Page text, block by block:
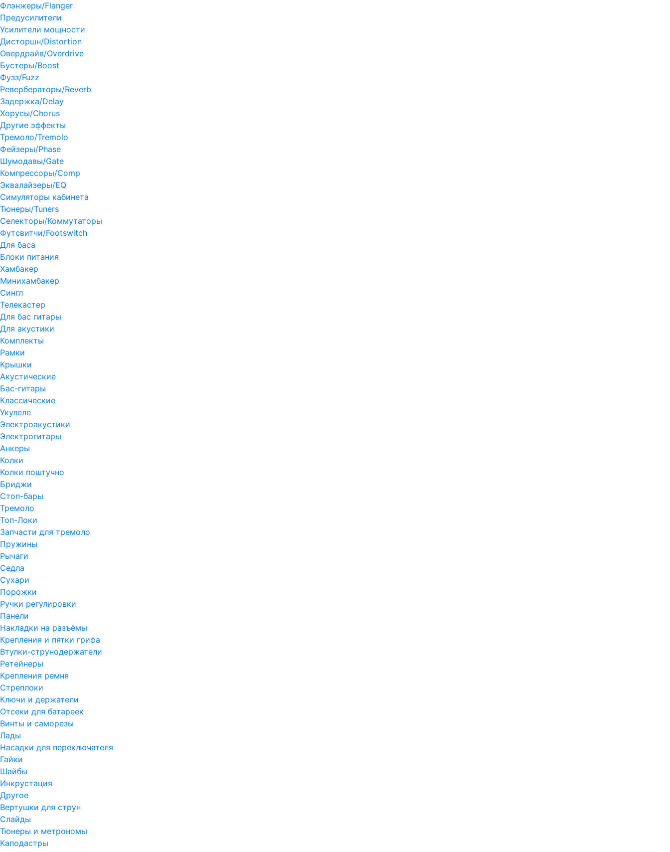
Флэнжеры/Flanger
Предусилители
Усилители мощности
Дисторшн/Distortion
Овердрайв/Overdrive
Бустеры/Boost
Фузз/Fuzz
Ревербераторы/Reverb
Задержка/Delay
Хорусы/Chorus
Другие эффекты
Тремоло/Tremolo
Фейзеры/Phase
Шумодавы/Gate
Компрессоры/Comp
Эквалайзеры/EQ
Симуляторы кабинета
Тюнеры/Tuners
Селекторы/Коммутаторы
Футсвитчи/Footswitch
Для баса
Блоки питания
Хамбакер
Минихамбакер
Сингл
Телекастер
Для бас гитары
Для акустики
Комплекты
Рамки
Крышки
Акустические
Бас-гитары
Классические
Укулеле
Электроакустики
Электрогитары
Анкеры
Колки
Колки поштучно
Бриджи
Стоп-бары
Тремоло
Топ-Локи
Запчасти для тремоло
Пружины
Рычаги
Седла
Сухари
Порожки
Ручки регулировки
Панели
Накладки на разъёмы
Крепления и пятки грифа
Втулки-струнодержатели
Ретейнеры
Крепления ремня
Стреплоки
Ключи и держатели
Отсеки для батареек
Винты и саморезы
Лады
Насадки для переключателя
Гайки
Шайбы
Инкрустация
Другое
Вертушки для струн
Слайды
Тюнеры и метрономы
Каподастры